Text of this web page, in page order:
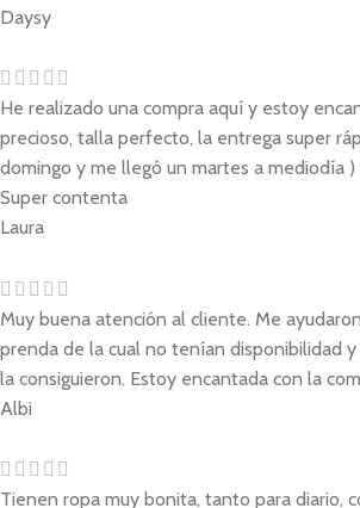
Daysy
He realizado una compra aquí y estoy
precioso, talla perfecto, la entrega super
domingo y me llegó un martes a mediodía
Super contenta
Laura
Muy buena atención al cliente. Me
prenda de la cual no tenían disponibilidad
la consiguieron. Estoy encantada con la
Albi
Tienen ropa muy bonita, tanto para diario,